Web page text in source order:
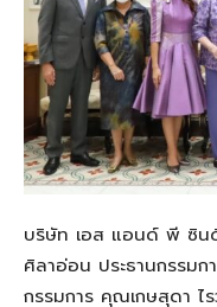
บริษัท เอส แอนด์ พี ซิน
ศิลาอ่อน ประธานกรรมก
กรรมการ คุณเกษสุดา ไ